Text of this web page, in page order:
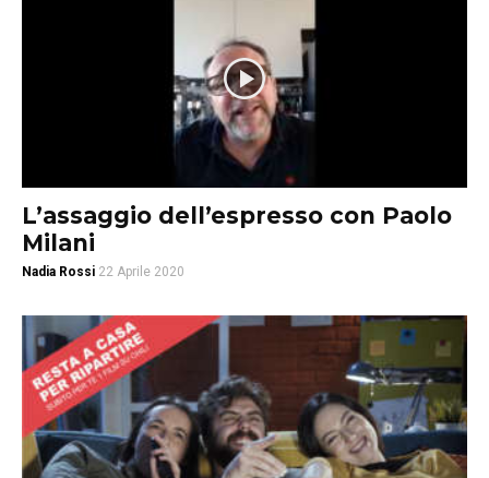
L’assaggio dell’espresso con Paolo
Milani
Nadia Rossi 22 Aprile 2020